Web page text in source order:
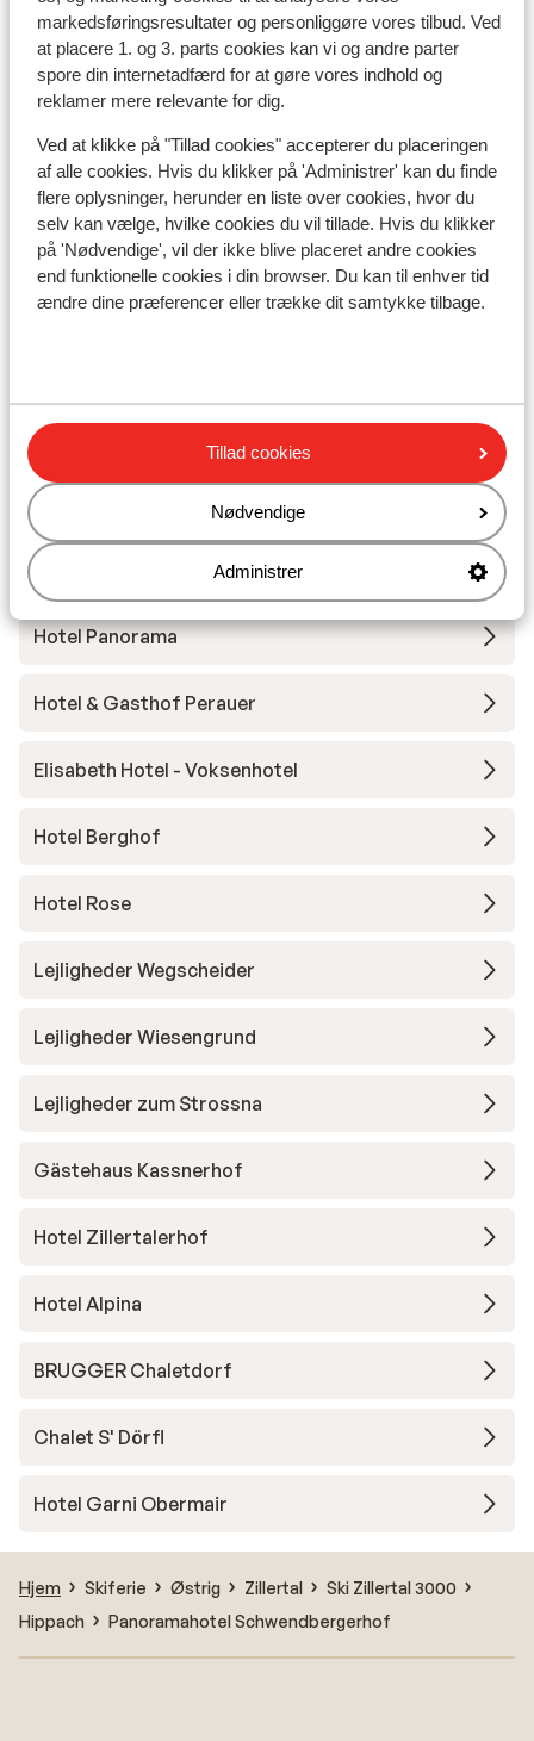
markedsføringsresultater og personliggøre vores tilbud. Ved
at placere 1. og 3. parts cookies kan vi og andre parter
spore din internetadfærd for at gøre vores indhold og
reklamer mere relevante for dig.
Ved at klikke på "Tillad cookies" accepterer du placeringen
af alle cookies. Hvis du klikker på 'Administrer' kan du finde
flere oplysninger, herunder en liste over cookies, hvor du
selv kan vælge, hvilke cookies du vil tillade. Hvis du klikker
på 'Nødvendige', vil der ikke blive placeret andre cookies
end funktionelle cookies i din browser. Du kan til enhver tid
ændre dine præferencer eller trække dit samtykke tilbage.
Tillad cookies
Nødvendige
Administrer
Skibus lige fra hotellet ( skibus gratis mod
forevisning af liftkort)
Afstand til skilift mayrhofen - horbergbahn: ca. 4
kilometer: zell am ziller: ca. 8, kilometer
Afstand til nærmeste butikker ca. 1,9 kilometer
Liftkort/skileje/undervisning
Liftkort
Skileje
Andre overnatningssteder i Ski
Zillertal 3000
BRUGGER Aparthotel
Hotel Panorama
Hotel & Gasthof Perauer
Elisabeth Hotel - Voksenhotel
Hotel Berghof
Hotel Rose
Lejligheder Wegscheider
Lejligheder Wiesengrund
Lejligheder zum Strossna
Gästehaus Kassnerhof
Hotel Zillertalerhof
Hotel Alpina
BRUGGER Chaletdorf
Chalet S' Dörfl
Hotel Garni Obermair
Hjem Skiferie Østrig Zillertal
Ski Zillertal 3000
Hippach
Panoramahotel Schwendbergerhof